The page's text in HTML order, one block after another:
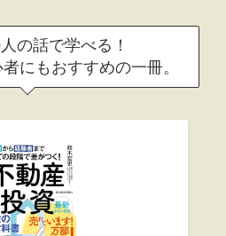
の話で学べる！
にもおすすめの一冊。